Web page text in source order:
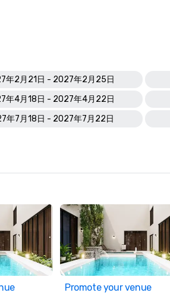
年2月21日 - 2027年2月25日
年4月18日 - 2027年4月22日
年7月18日 - 2027年7月22日
Promote your venue